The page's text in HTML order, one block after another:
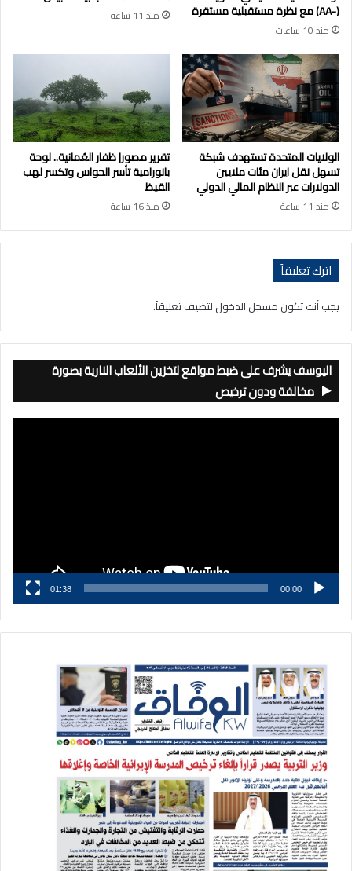
(-AA) مع نظرة مستقبلية مستقرة
منذ 10 ساعات
منذ 11 ساعة
الولايات المتحدة تستهدف شبكة
تسهل نقل ايران مئات ملايين
الدولارات عبر النظام المالي الدولي
منذ 11 ساعة
تقرير مصور| ظفار العُمانية.. لوحة
بانورامية تأسر الحواس وتكسر لهب
القيظ
منذ 16 ساعة
اترك تعليقاً
يجب أنت تكون مسجل الدخول لتضيف تعليقاً.
اليوسف يشرف على ضبط مواقع لتخزين الألعاب النارية بصورة
مخالفة ودون ترخيص
00:00
01:38